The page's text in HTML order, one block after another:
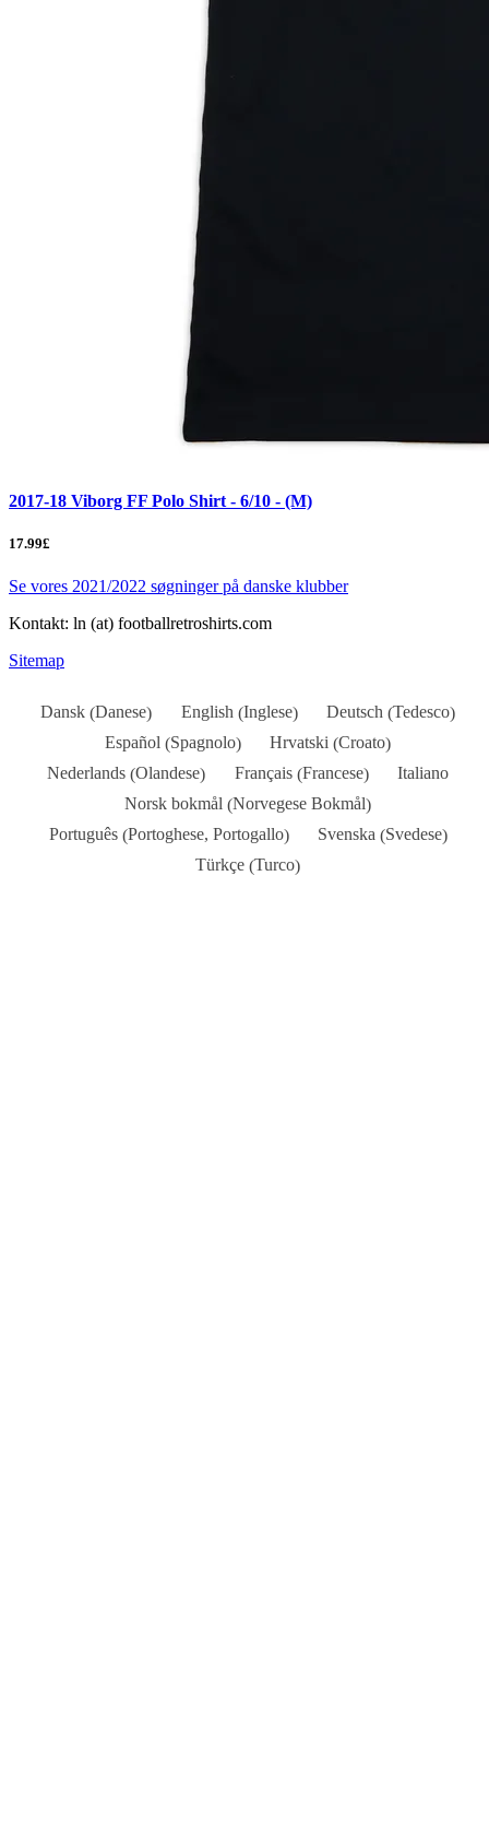
2017-18 Viborg FF Polo Shirt - 6/10 - (M)
17.99£
Se vores 2021/2022 søgninger på danske klubber
Kontakt: ln (at) footballretroshirts.com
Sitemap
Dansk (Danese) English(Inglese) Deutsch (Tedesco)
Español (Spagnolo) Hrvatski (Croato)
Nederlands (Olandese) Français(Francese)
Italiano
Norsk bokmål (Norvegese Bokmål)
Português(Portoghese, Portogallo) Svenska(Svedese)
Türkçe (Turco)